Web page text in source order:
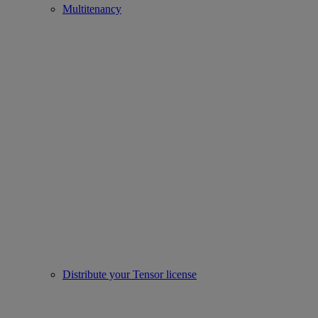
Multitenancy
Distribute your Tensor license